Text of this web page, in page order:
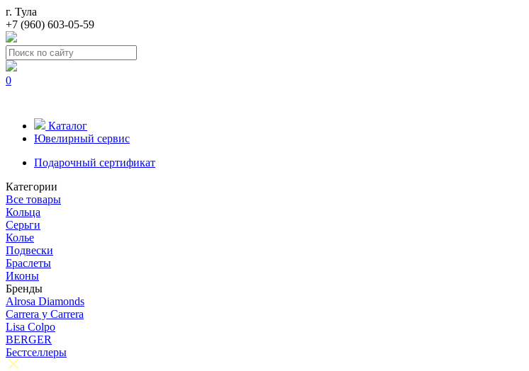
г. Тула
+7 (960) 603-05-59
0
Каталог
Ювелирный сервис
Подарочный сертификат
Категории
Все товары
Кольца
Серьги
Колье
Подвески
Браслеты
Иконы
Бренды
Alrosa Diamonds
Carrera y Carrera
Lisa Colpo
BERGER
Бестселлеры